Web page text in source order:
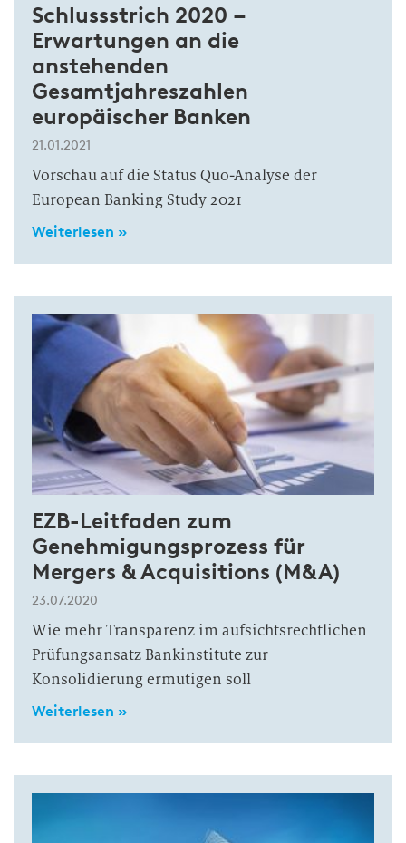
Schlussstrich 2020 –
Erwartungen an die
anstehenden
Gesamtjahreszahlen
europäischer Banken
21.01.2021
Vorschau auf die Status Quo-Analyse der
European Banking Study 2021
Weiterlesen »
EZB-Leitfaden zum
Genehmigungsprozess für
Mergers & Acquisitions (M&A)
23.07.2020
Wie mehr Transparenz im aufsichtsrechtlichen
Prüfungsansatz Bankinstitute zur
Konsolidierung ermutigen soll
Weiterlesen »